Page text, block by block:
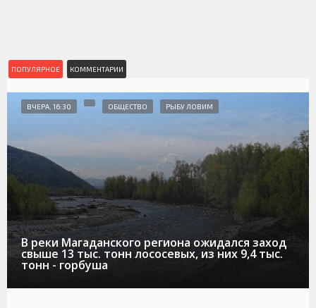
ПОПУЛЯРНОЕ КОММЕНТАРИИ
В реки Магаданского региона ожидался заход
свыше 13 тыс. тонн лососевых, из них 9,4 тыс.
тонн - горбуша
ВЧЕРА, 16:30 ОБЩЕСТВО РЫБУ ЛОВИМ